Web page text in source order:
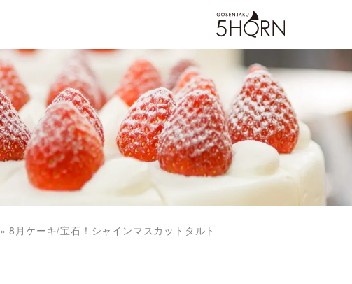
»8月ケーキ/宝石！シャインマスカットタルト